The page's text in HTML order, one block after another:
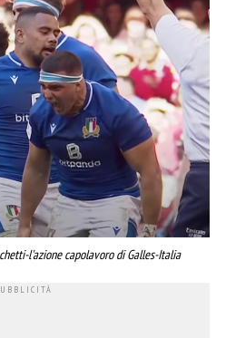
l'azione capolavoro di Galles-Italia